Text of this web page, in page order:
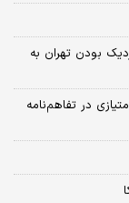
بودن تهران به
در تفاهم‌نامه